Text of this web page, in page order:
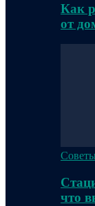
Как
от
Советы
что